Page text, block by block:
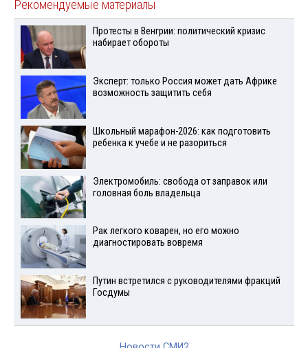
Рекомендуемые материалы
Протесты в Венгрии: политический кризис
набирает обороты
Эксперт: только Россия может дать Африке
возможность защитить себя
Школьный марафон-2026: как подготовить
ребенка к учебе и не разориться
Электромобиль: свобода от заправок или
головная боль владельца
Рак легкого коварен, но его можно
диагностировать вовремя
Путин встретился с руководителями фракций
Госдумы